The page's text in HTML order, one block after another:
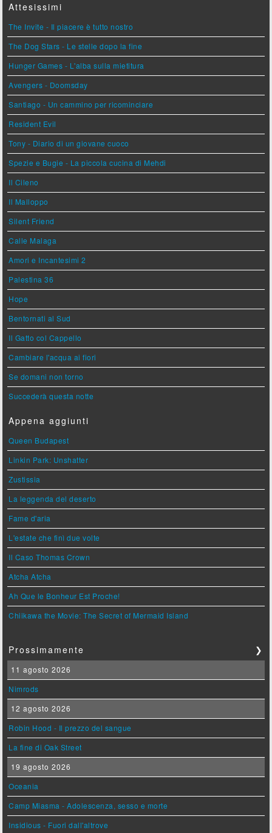
Attesissimi
The Invite - Il piacere è tutto nostro
The Dog Stars - Le stelle dopo la fine
Hunger Games - L'alba sulla mietitura
Avengers - Doomsday
Santiago - Un cammino per ricominciare
Resident Evil
Tony - Diario di un giovane cuoco
Spezie e Bugie - La piccola cucina di Mehdi
Il Cileno
Il Malloppo
Silent Friend
Calle Malaga
Amori e Incantesimi 2
Palestina 36
Hope
Bentornati al Sud
Il Gatto col Cappello
Cambiare l'acqua ai fiori
Se domani non torno
Succederà questa notte
Appena aggiunti
Queen Budapest
Linkin Park: Unshatter
Zustissia
La leggenda del deserto
Fame d'aria
L'estate che finì due volte
Il Caso Thomas Crown
Atcha Atcha
Ah Que le Bonheur Est Proche!
Chiikawa the Movie: The Secret of Mermaid Island
Prossimamente ❯
11 agosto 2026
Nimrods
12 agosto 2026
Robin Hood - Il prezzo del sangue
La fine di Oak Street
19 agosto 2026
Oceania
Camp Miasma - Adolescenza, sesso e morte
Insidious - Fuori dall'altrove